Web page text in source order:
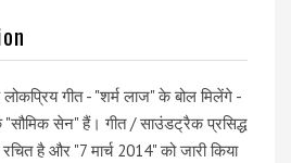
गीत - "शर्म लाज" के बोल मिलेंगे -
"सौमिक सेन" हैं। गीत / साउंडट्रैक प्रसिद्ध
रचित है और "7 मार्च 2014" को जारी किया